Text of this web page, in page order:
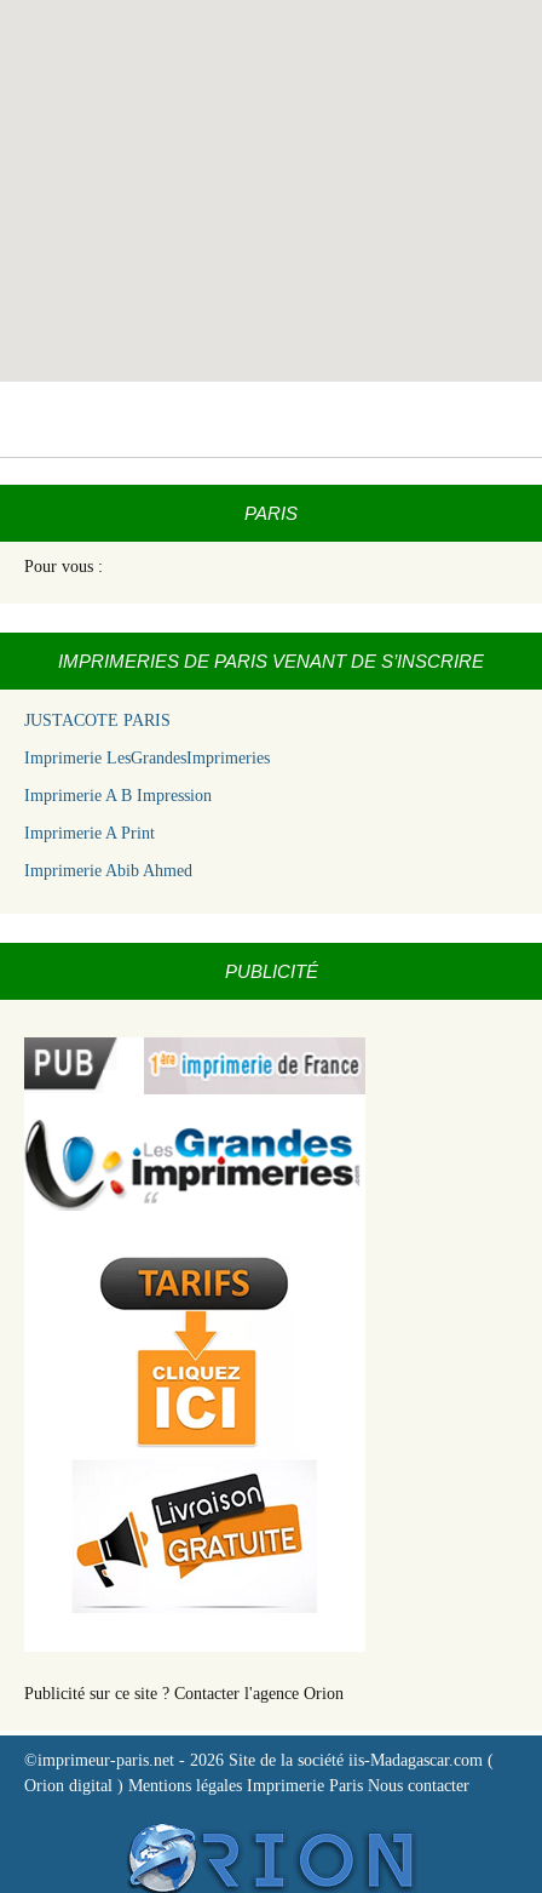
PARIS
Pour vous :
IMPRIMERIES DE PARIS VENANT DE S’INSCRIRE
JUSTACOTE PARIS
Imprimerie LesGrandesImprimeries
Imprimerie A B Impression
Imprimerie A Print
Imprimerie Abib Ahmed
PUBLICITÉ
Publicité sur ce site ? Contacter l'agence Orion
©imprimeur-paris.net - 2026 Site de la société iis-Madagascar.com (
Orion digital ) Mentions légales Imprimerie Paris Nous contacter